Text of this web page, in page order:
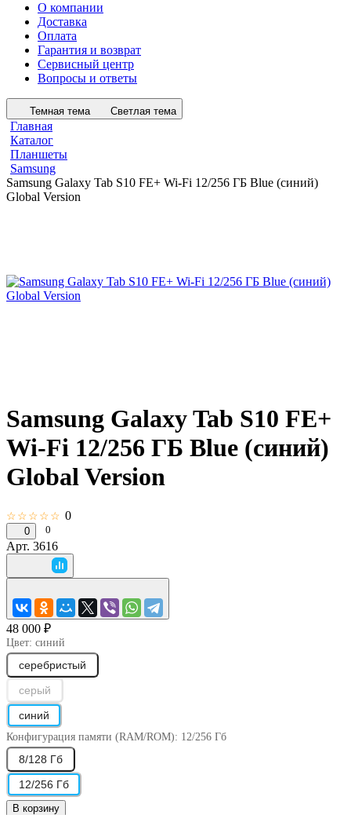
О компании
Доставка
Оплата
Гарантия и возврат
Сервисный центр
Вопросы и ответы
Темная тема Светлая тема
Главная
Каталог
Планшеты
Samsung
Samsung Galaxy Tab S10 FE+ Wi-Fi 12/256 ГБ Blue (синий)
Global Version
Samsung Galaxy Tab S10 FE+
Wi-Fi 12/256 ГБ Blue (синий)
Global Version
☆☆☆☆☆ 0
0 0
Арт. 3616
48 000 ₽
Цвет: синий
серебристый
серый
синий
Конфигурация памяти (RAM/ROM): 12/256 Гб
8/128 Гб
12/256 Гб
В корзину